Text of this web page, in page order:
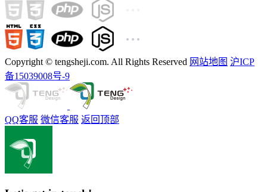
Copyright © tengsheji.com. All Rights Reserved 网站地图 沪ICP
备15039008号-9
QQ客服 微信客服 返回顶部